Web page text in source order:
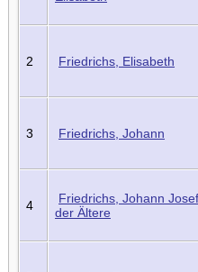
2 Friedrichs, Elisabeth
3 Friedrichs, Johann
4
Friedrichs, Johann Josef
der Ältere